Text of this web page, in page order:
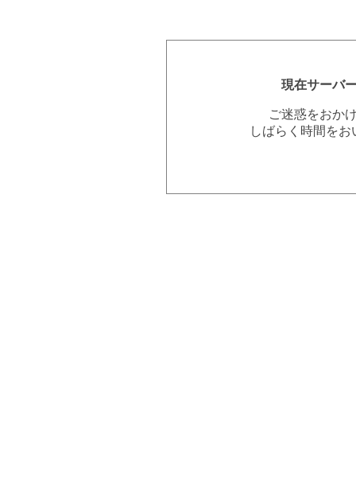
現在サーバ
ご迷惑をおか
しばらく時間を